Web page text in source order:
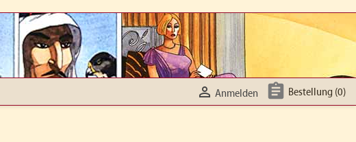
 Anmelden  Bestellung (0)